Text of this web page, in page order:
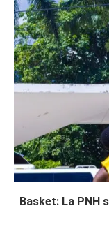
Basket: La PNH